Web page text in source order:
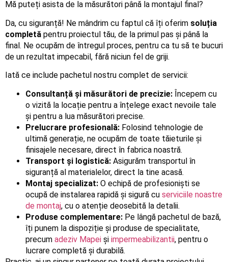
Mă puteți asista de la măsurători până la montajul final?
Da, cu siguranță! Ne mândrim cu faptul că îți oferim soluția
completă pentru proiectul tău, de la primul pas și până la
final. Ne ocupăm de întregul proces, pentru ca tu să te bucuri
de un rezultat impecabil, fără niciun fel de griji.
Iată ce include pachetul nostru complet de servicii:
Consultanță și măsurători de precizie: Începem cu
o vizită la locație pentru a înțelege exact nevoile tale
și pentru a lua măsurători precise.
Prelucrare profesională: Folosind tehnologie de
ultimă generație, ne ocupăm de toate tăieturile și
finisajele necesare, direct în fabrica noastră.
Transport și logistică: Asigurăm transportul în
siguranță al materialelor, direct la tine acasă.
Montaj specializat: O echipă de profesioniști se
ocupă de instalarea rapidă și sigură cu serviciile noastre
de montaj, cu o atenție deosebită la detalii.
Produse complementare: Pe lângă pachetul de bază,
îți punem la dispoziție și produse de specialitate,
precum adeziv Mapei și impermeabilizantii, pentru o
lucrare completă și durabilă.